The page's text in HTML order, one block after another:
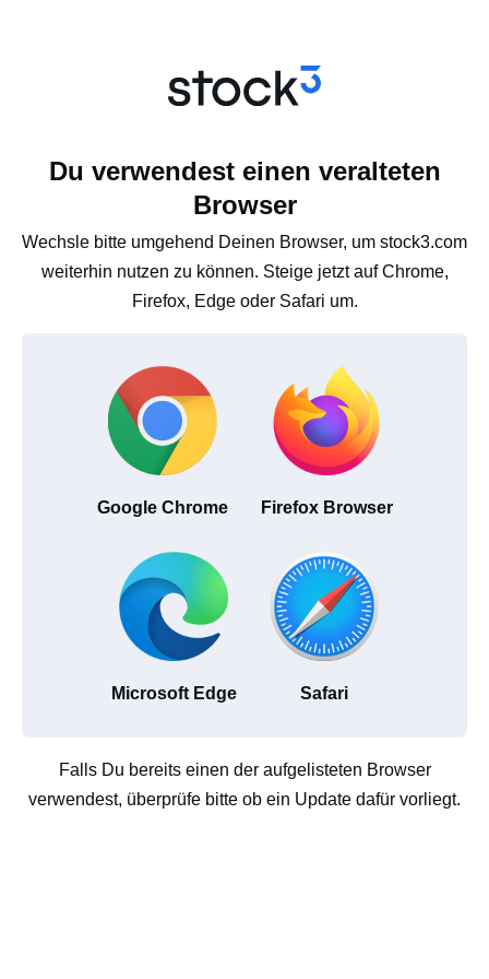
Du verwendest einen veralteten
Browser
Wechsle bitte umgehend Deinen Browser, um stock3.com
weiterhin nutzen zu können. Steige jetzt auf Chrome,
Firefox, Edge oder Safari um.
Google Chrome Firefox Browser
Microsoft Edge Safari
Falls Du bereits einen der aufgelisteten Browser
verwendest, überprüfe bitte ob ein Update dafür vorliegt.